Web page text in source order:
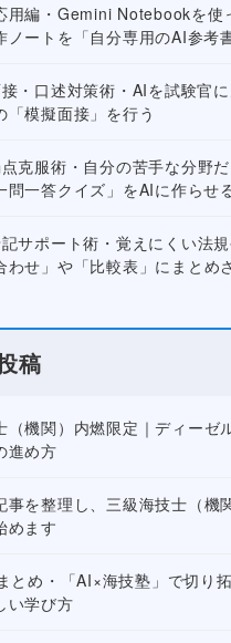
用編・Gemini Notebookを使
ノートを「自分専用のAI参考
・口述対策術・AIを試験官
「模擬面接」を行う
克服術・自分の苦手な分野
問一答クイズ」をAIに作らせ
サポート術・覚えにくい法
わせ」や「比較表」にまとめ
稿
（機関）内燃限定｜ディーゼ
進め方
事を整理し、三級海技士（機
めます
とめ・「AI×海技塾」で切り
い学び方